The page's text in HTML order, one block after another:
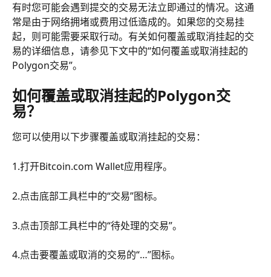
有时您可能会遇到提交的交易无法立即通过的情况。这通
常是由于网络拥堵或费用过低造成的。如果您的交易挂
起，则可能需要采取行动。有关如何覆盖或取消挂起的交
易的详细信息，请参见下文中的“如何覆盖或取消挂起的
Polygon交易”。
如何覆盖或取消挂起的Polygon交
易？
您可以使用以下步骤覆盖或取消挂起的交易：
1.打开Bitcoin.com Wallet应用程序。
2.点击底部工具栏中的“交易”图标。
3.点击顶部工具栏中的“待处理的交易”。
4.点击要覆盖或取消的交易的“…”图标。